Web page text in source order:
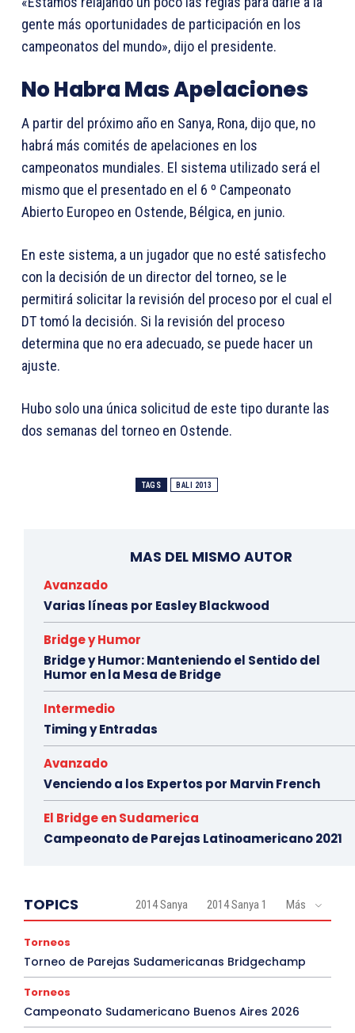
gente más oportunidades de participación en los
campeonatos del mundo», dijo el presidente.
No Habra Mas Apelaciones
A partir del próximo año en Sanya, Rona, dijo que, no
habrá más comités de apelaciones en los
campeonatos mundiales. El sistema utilizado será el
mismo que el presentado en el 6 º Campeonato
Abierto Europeo en Ostende, Bélgica, en junio.
En este sistema, a un jugador que no esté satisfecho
con la decisión de un director del torneo, se le
permitirá solicitar la revisión del proceso por el cual el
DT tomó la decisión. Si la revisión del proceso
determina que no era adecuado, se puede hacer un
ajuste.
Hubo solo una única solicitud de este tipo durante las
dos semanas del torneo en Ostende.
TAGS BALI 2013
MAS DEL MISMO AUTOR
Avanzado
Varias líneas por Easley Blackwood
Bridge y Humor
Bridge y Humor: Manteniendo el Sentido del
Humor en la Mesa de Bridge
Intermedio
Timing y Entradas
Avanzado
Venciendo a los Expertos por Marvin French
El Bridge en Sudamerica
Campeonato de Parejas Latinoamericano 2021
TOPICS 2014 Sanya 2014 Sanya 1 Más
Torneos
Torneo de Parejas Sudamericanas Bridgechamp
Torneos
Campeonato Sudamericano Buenos Aires 2026